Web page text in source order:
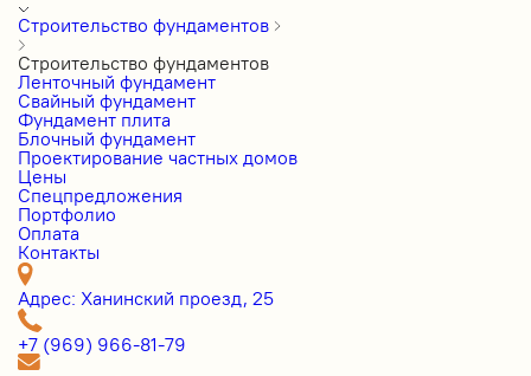
Строительство фундаментов
Строительство фундаментов
Ленточный фундамент
Свайный фундамент
Фундамент плита
Блочный фундамент
Проектирование частных домов
Цены
Cпецпредложения
Портфолио
Оплата
Контакты
Адрес: Ханинский проезд, 25
+7 (969) 966-81-79